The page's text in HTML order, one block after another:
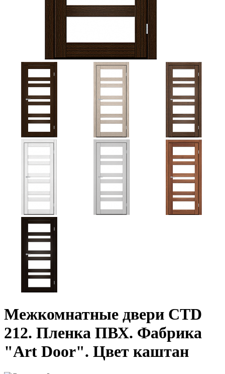
Межкомнатные двери CTD
212. Пленка ПВХ. Фабрика
"Art Door". Цвет каштан